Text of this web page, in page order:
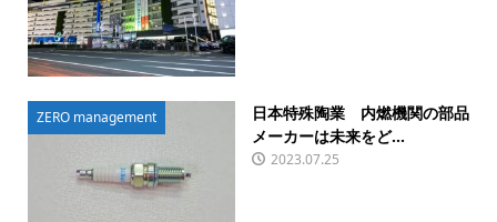
ZERO management
日本特殊陶業 内燃機関の部品
メーカーは未来をど...
2023.07.25